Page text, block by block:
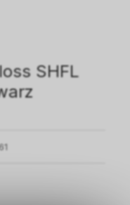
SHFL